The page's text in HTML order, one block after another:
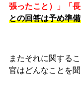
張ったこと）」「長
との回答は予め準
またそれに関する
官はどんなことを